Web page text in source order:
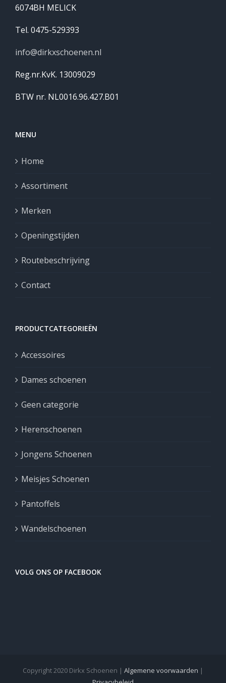
6074BH MELICK
Tel. 0475-529393
info@dirkxschoenen.nl
Reg.nr.KvK. 13009029
BTW nr. NL0016.96.427.B01
MENU
Home
Assortiment
Merken
Openingstijden
Routebeschrijving
Contact
PRODUCTCATEGORIEËN
Accessoires
Dames schoenen
Geen categorie
Herenschoenen
Jongens Schoenen
Meisjes Schoenen
Pantoffels
Wandelschoenen
VOLG ONS OP FACEBOOK
Copyright 2020 Dirkx Schoenen | Algemene voorwaarden |